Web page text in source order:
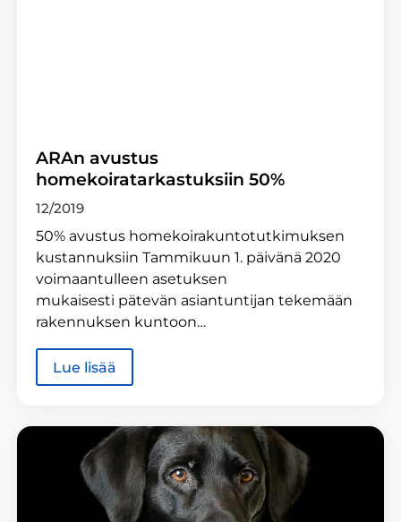
ARAn avustus
homekoiratarkastuksiin 50%
12/2019
50% avustus homekoirakuntotutkimuksen
kustannuksiin Tammikuun 1. päivänä 2020
voimaantulleen asetuksen
mukaisesti pätevän asiantuntijan tekemään
rakennuksen kuntoon…
Lue lisää